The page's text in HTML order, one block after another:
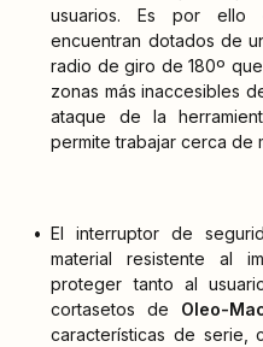
usuarios. Es por ello
encuentran dotados de
radio de giro de 180º
zonas más inaccesibles
ataque de la
permite trabajar cerca de
El interruptor de
material resistente al
proteger tanto al
cortasetos de Oleo-
características de serie,